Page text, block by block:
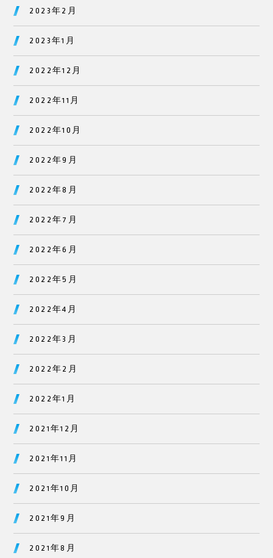
2023年2月
2023年1月
2022年12月
2022年11月
2022年10月
2022年9月
2022年8月
2022年7月
2022年6月
2022年5月
2022年4月
2022年3月
2022年2月
2022年1月
2021年12月
2021年11月
2021年10月
2021年9月
2021年8月